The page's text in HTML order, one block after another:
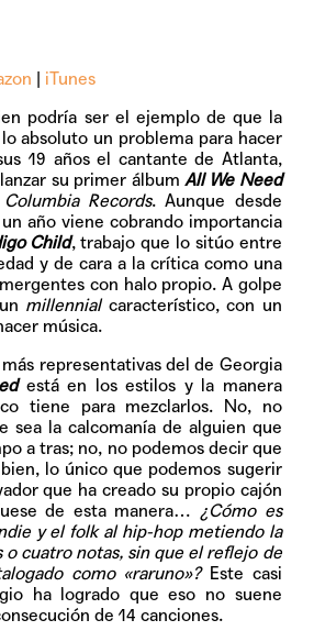
iTunes
podría ser el ejemplo de que la
absoluto un problema para hacer
19 años el cantante de Atlanta,
su primer álbum All We Need
Columbia Records. Aunque desde
año viene cobrando importancia
Child, trabajo que lo sitúo entre
y de cara a la crítica como una
con halo propio. A golpe
millennialcaracterístico, con un
música.
más representativas del de Georgia
está en los estilos y la manera
tiene para mezclarlos. No, no
sea la calcomanía de alguien que
a tras; no, no podemos decir que
lo único que podemos sugerir
que ha creado su propio cajón
de esta manera… ¿Cómo es
y el folk al hip-hop metiendo la
cuatro notas, sin que el reflejo de
como «raruno»?Este casi
ha logrado que eso no suene
de 14 canciones.